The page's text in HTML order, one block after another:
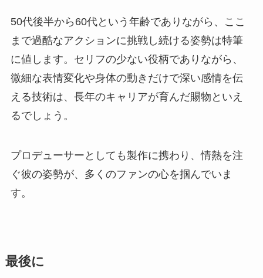
50代後半から60代という年齢でありながら、ここ
まで過酷なアクションに挑戦し続ける姿勢は特筆
に値します。セリフの少ない役柄でありながら、
微細な表情変化や身体の動きだけで深い感情を伝
える技術は、長年のキャリアが育んだ賜物といえ
るでしょう。
プロデューサーとしても製作に携わり、情熱を注
ぐ彼の姿勢が、多くのファンの心を掴んでいま
す。
最後に